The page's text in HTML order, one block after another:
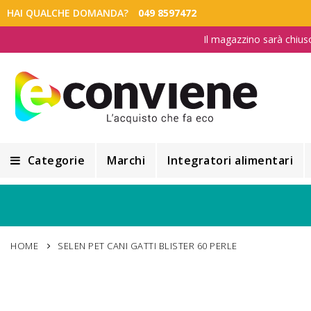
HAI QUALCHE DOMANDA? 049 8597472
Il magazzino sarà
Categorie
Alimentazione e Dietetica
Marchi Integratori alimentari
HOME SELEN PET CANI GATTI BLISTER 60 PERLE